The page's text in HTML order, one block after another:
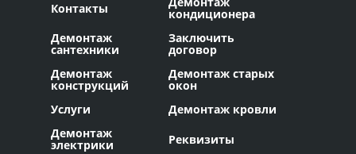
Контакты
кондиционера
Демонтаж
сантехники
Заключить
договор
Демонтаж
конструкций
Демонтаж старых
окон
Услуги
Демонтаж кровли
Демонтаж
электрики
Реквизиты